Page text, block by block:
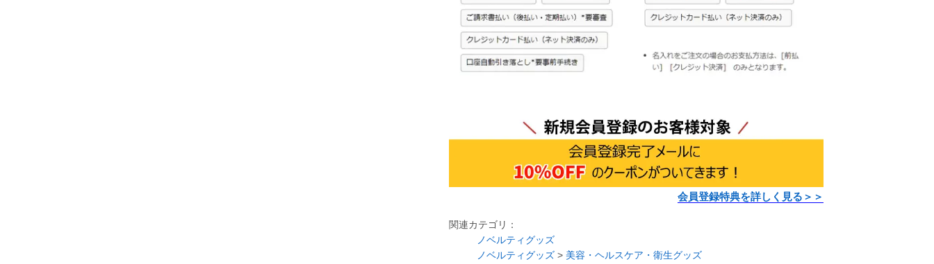
会員登録特典を詳しく見る＞＞
関連カテゴリ：
ノベルティグッズ
ノベルティグッズ > 美容・ヘルスケア・衛生グッズ